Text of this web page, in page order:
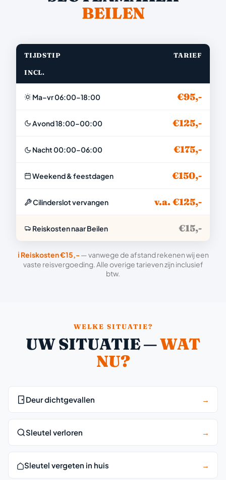
BEILEN
TIJDSTIP TARIEF
INCL.
Ma–vr 06:00–18:00 €95,-
Avond 18:00–00:00 €125,-
Nacht 00:00–06:00 €175,-
Weekend & feestdagen €150,-
Cilinderslot vervangen v.a. €125,-
Reiskosten naar Beilen €15,-
ℹ️ Reiskosten €15,-— vanwege de afstand rekenen wij een
vaste reisvergoeding. Alle overige tarieven zijn inclusief
btw.
WELKE SITUATIE?
UW SITUATIE —WAT
NU?
Deur dichtgevallen →
Sleutel verloren →
Sleutel vergeten in huis →